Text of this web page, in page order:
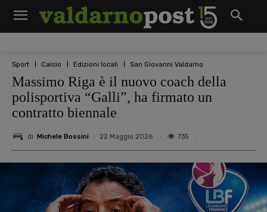
Sport Calcio Edizioni locali San Giovanni Valdarno
Massimo Riga è il nuovo coach della
polisportiva “Galli”, ha firmato un
contratto biennale
di Michele Bossini 22 Maggio 2026 735